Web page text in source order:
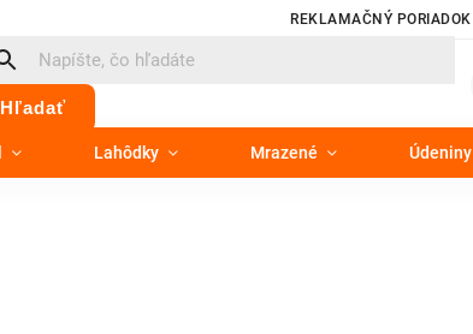
REKLAMAČNÝ PORIADOK
Hľadať
Lahôdky Mrazené Údeniny